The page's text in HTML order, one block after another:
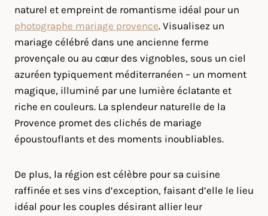
naturel et empreint de romantisme idéal pour un
photographe mariage provence. Visualisez un
mariage célébré dans une ancienne ferme
provençale ou au cœur des vignobles, sous un ciel
azuréen typiquement méditerranéen – un moment
magique, illuminé par une lumière éclatante et
riche en couleurs. La splendeur naturelle de la
Provence promet des clichés de mariage
époustouflants et des moments inoubliables.
De plus, la région est célèbre pour sa cuisine
raffinée et ses vins d’exception, faisant d’elle le lieu
idéal pour les couples désirant allier leur